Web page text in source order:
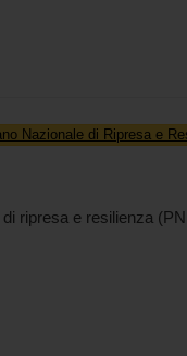
Nazionale di Ripresa e
ripresa e resilienza